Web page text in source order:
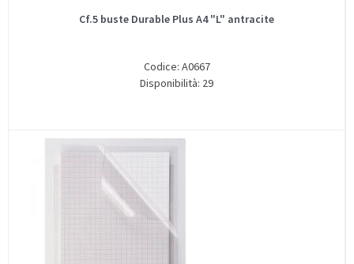
Cf.5 buste Durable Plus A4 "L" antracite
Codice: A0667
Disponibilità: 29